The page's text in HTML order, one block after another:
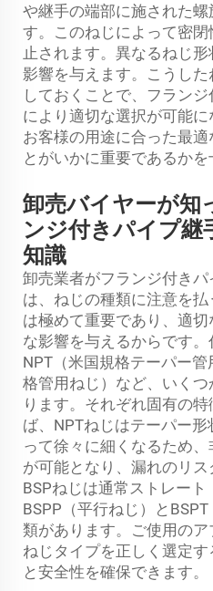
や継手の端部に施された
す。このねじによって密
止されます。異なるねじ
影響を与えます。こうし
しておくことで、フラン
により適切な選択が可能に
お客様の用途に合った最
とがいかに重要であるかを
卸売バイヤーが知
ンジ付きパイプ継
知識
卸売業者がフランジ付き
は、ねじの種類に注意を
は極めて重要であり、適
な影響を与えるからです
NPT（米国規格テーパー
格管用ねじ）など、いく
ります。それぞれ固有の
ば、NPTねじはテーパー
って徐々に細くなるため
が可能となり、漏れのリス
BSPねじは通常ストレート
BSPP（平行ねじ）と
類があります。ご使用の
ねじタイプを正しく選定
と安全性を確保できます。